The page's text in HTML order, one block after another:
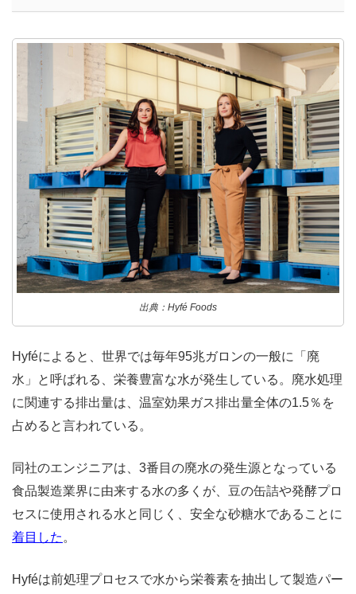
出典：Hyfé Foods
Hyféによると、世界では毎年95兆ガロンの一般に「廃
水」と呼ばれる、栄養豊富な水が発生している。廃水処理
に関連する排出量は、温室効果ガス排出量全体の1.5％を
占めると言われている。
同社のエンジニアは、3番目の廃水の発生源となっている
食品製造業界に由来する水の多くが、豆の缶詰や発酵プロ
セスに使用される水と同じく、安全な砂糖水であることに
着目した 。
Hyféは前処理プロセスで水から栄養素を抽出して製造パー